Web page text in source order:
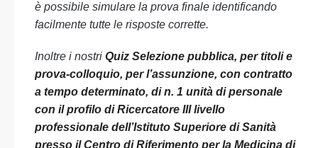
è possibile simulare la prova finale identificando
facilmente tutte le risposte corrette.
Inoltre i nostri Quiz Selezione pubblica, per titoli e
prova-colloquio, per l’assunzione, con contratto
a tempo determinato, di n. 1 unità di personale
con il profilo di Ricercatore III livello
professionale dell’Istituto Superiore di Sanità
presso il Centro di Riferimento per la Medicina di